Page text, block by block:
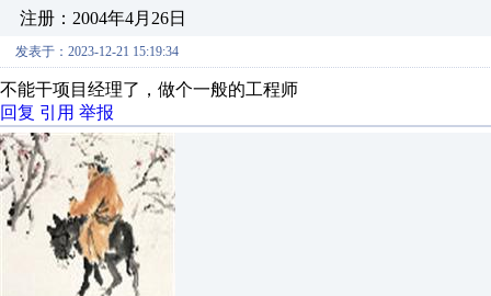
注册：2004年4月26日
发表于：2023-12-21 15:19:34
不能干项目经理了，做个一般的工程师
回复 引用 举报